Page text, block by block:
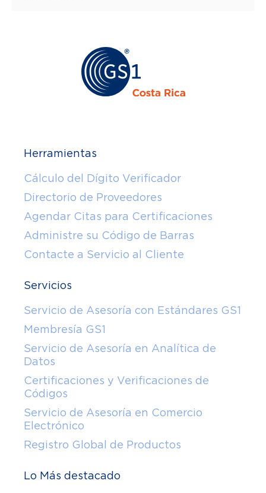
Herramientas
Cálculo del Dígito Verificador
Directorio de Proveedores
Agendar Citas para Certificaciones
Administre su Código de Barras
Contacte a Servicio al Cliente
Servicios
Servicio de Asesoría con Estándares GS1
Membresía GS1
Servicio de Asesoría en Analítica de
Datos
Certificaciones y Verificaciones de
Códigos
Servicio de Asesoría en Comercio
Electrónico
Registro Global de Productos
Lo Más destacado